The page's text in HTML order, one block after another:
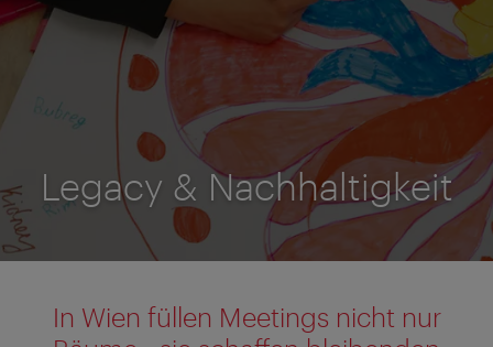
Legacy & Nachhaltigkeit
In Wien füllen Meetings nicht nur